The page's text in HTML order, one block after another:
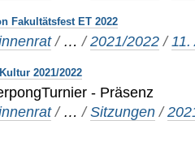
Fakultätsfest ET 2022
/ …/2021/2022 /11.
2021/2022
- Präsenz
/ …/Sitzungen /